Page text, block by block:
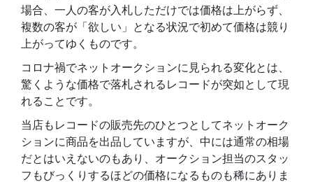
場合、一人の客が入札しただけでは価格は上がらず、
複数の客が「欲しい」となる状況で初めて価格は競り
上がってゆくものです。
コロナ禍でネットオークションに見られる変化とは、
驚くような価格で落札されるレコードが突如として現
れることです。
当店もレコードの販売先のひとつとしてネットオーク
ションに商品を出品していますが、中には通常の相場
だとはいえないのもあり、オークション担当のスタッ
フもびっくりするほどの価格になるものも稀にありま